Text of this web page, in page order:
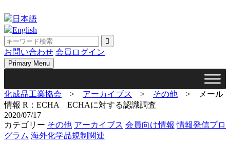
to
content
日本語
English
お問い合わせ 会員ログイン
Primary Menu
化成品工業協会 > アーカイブス > その他 >
メール
情報 R：ECHA ECHAに対する認識調査
2020/07/17
カテゴリー その他 アーカイブス 会員向け情報 情報発信プロ
グラム 海外化学品規制関連